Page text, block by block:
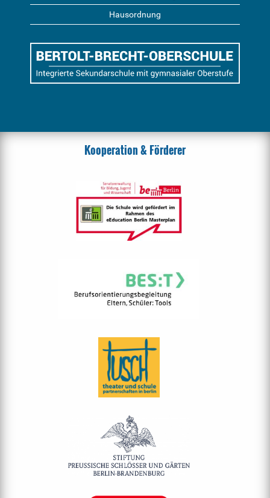
Hausordnung
Kooperation & Förderer